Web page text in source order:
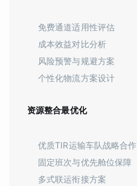
免费通道适用性评估
成本效益对比分析
风险预警与规避方案
个性化物流方案设计
资源整合最优化
优质TIR运输车队战略合作
固定班次与优先舱位保障
多式联运衔接方案